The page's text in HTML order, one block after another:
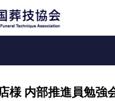
様 内部推進員勉強